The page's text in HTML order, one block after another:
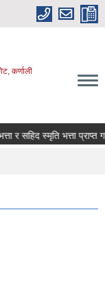
कर्णाली
स्मृति भत्ता प्राप्त